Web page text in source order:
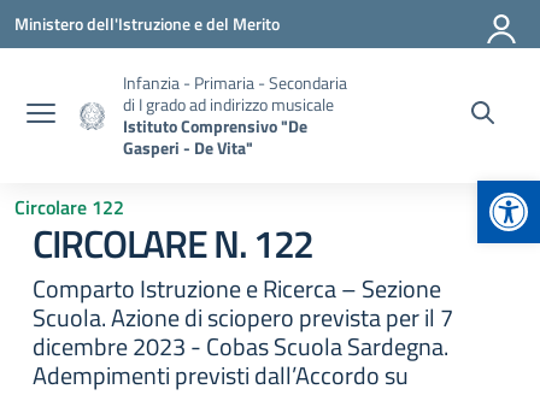
Vai ai contenuti
Vai al menu di navigazione
Vai al footer
Ministero dell'Istruzione e del Merito
Infanzia - Primaria - Secondaria
di I grado ad indirizzo musicale
Istituto Comprensivo "De
Gasperi - De Vita"
Circolare 122
CIRCOLARE N. 122
Comparto Istruzione e Ricerca – Sezione
Scuola. Azione di sciopero prevista per il 7
dicembre 2023 - Cobas Scuola Sardegna.
Adempimenti previsti dall’Accordo su